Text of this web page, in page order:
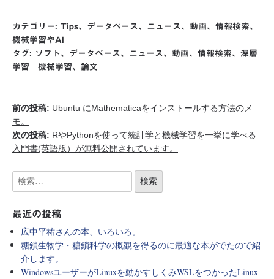
カテゴリー: Tips、 データベース 、 ニュース 、 動画、 情報検索、
機械学習やAI
タグ: ソフト 、 データベース 、 ニュース 、 動画、 情報検索、 深層
学習 機械学習、 論文
前の投稿: Ubuntu にMathematicaをインストールする方法のメ
モ。
次の投稿: RやPythonを使って統計学と機械学習を一挙に学べる
入門書(英語版）が無料公開されています。
最近の投稿
広中平祐さんの本、いろいろ。
糖鎖生物学・糖鎖科学の概観を得るのに最適な本がでたので紹
介します。
WindowsユーザーがLinuxを動かすしくみWSLをつかったLinux